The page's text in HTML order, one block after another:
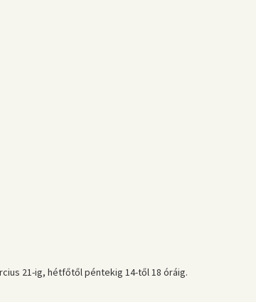
21-ig, hétfőtől péntekig 14-től 18 óráig.